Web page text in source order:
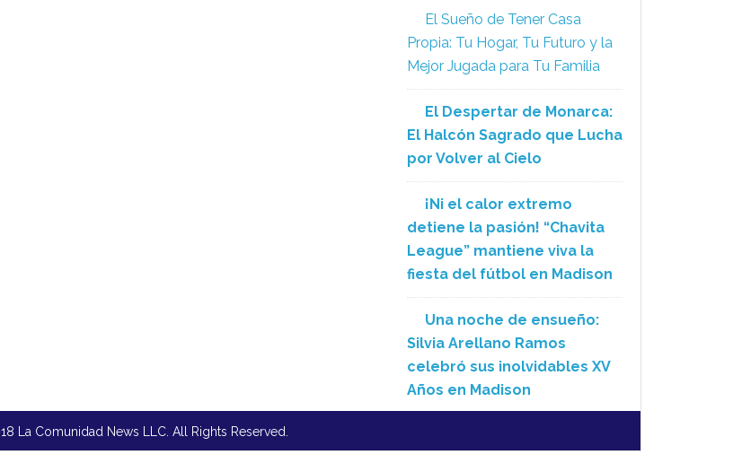
El Sueño de Tener Casa
Propia: Tu Hogar, Tu Futuro y la
Mejor Jugada para Tu Familia
El Despertar de Monarca:
El Halcón Sagrado que Lucha
por Volver al Cielo
¡Ni el calor extremo
detiene la pasión! “Chavita
League” mantiene viva la
fiesta del fútbol en Madison
Una noche de ensueño:
Silvia Arellano Ramos
celebró sus inolvidables XV
Años en Madison
La Comunidad News LLC. All Rights Reserved.